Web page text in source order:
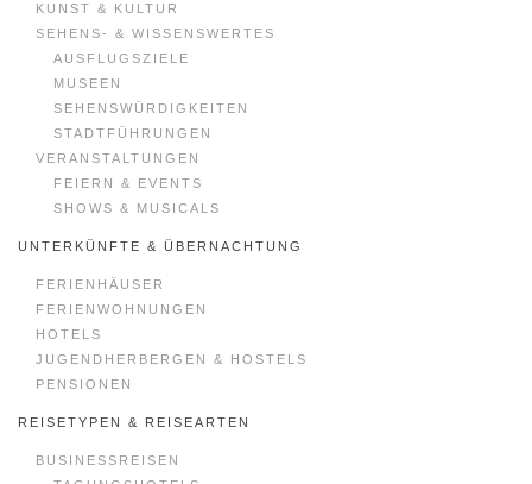
KUNST & KULTUR
SEHENS- & WISSENSWERTES
AUSFLUGSZIELE
MUSEEN
SEHENSWÜRDIGKEITEN
STADTFÜHRUNGEN
VERANSTALTUNGEN
FEIERN & EVENTS
SHOWS & MUSICALS
UNTERKÜNFTE & ÜBERNACHTUNG
FERIENHÄUSER
FERIENWOHNUNGEN
HOTELS
JUGENDHERBERGEN & HOSTELS
PENSIONEN
REISETYPEN & REISEARTEN
BUSINESSREISEN